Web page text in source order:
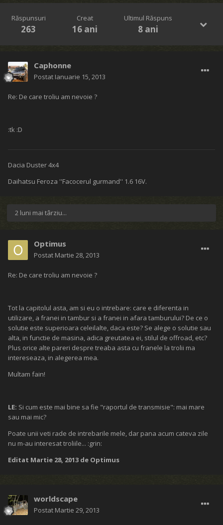
Răspunsuri
263
Creat
16 ani
Ultimul Răspuns
8 ani
Caphonne
Postat Ianuarie 15, 2013
Re: De care troliu am nevoie ?
:tk :D
Dacia Duster 4x4
Daihatsu Feroza ''Facocerul gurmand'' 1.6 16V.
2 luni mai târziu...
Optimus
Postat Martie 28, 2013
Re: De care troliu am nevoie ?
Tot la capitolul asta, am si eu o intrebare: care e diferenta in
utilizare, a franei in tambur si a franei in afara tamburului? De ce o
solutie este superioara celeilalte, daca este? Se alege o solutie sau
alta, in functie de masina, adica greutatea ei, stilul de offroad, etc?
Plus orice alte pareri despre treaba asta cu franele la trolii ma
intereseaza, in alegerea mea.
Multam fain!
LE: Si cum este mai bine sa fie "raportul de transmisie": mai mare
sau mai mic?
Poate unii veti rade de intrebarile mele, dar pana acum cateva zile
nu m-au interesat troliile... :grin:
Editat Martie 28, 2013 de Optimus
worldscape
Postat Martie 29, 2013